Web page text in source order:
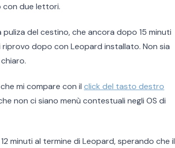
con due lettori.
puliza del cestino, che ancora dopo 15 minuti
dopo con Leopard installato. Non sia
mi compare con il click del tasto destro
non ci siano menù contestuali negli OS di
minuti al termine di Leopard, sperando che il